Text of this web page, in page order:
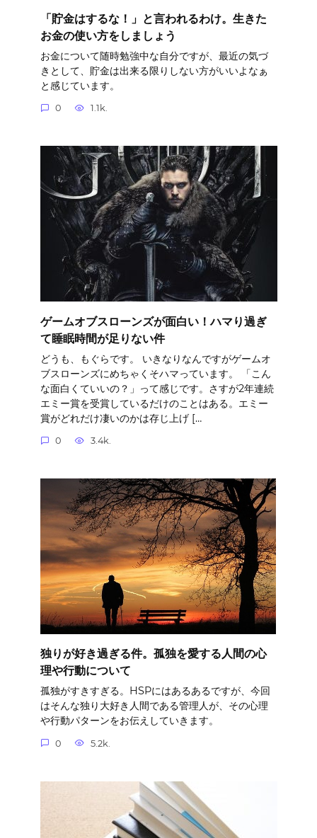
「貯金はするな！」と言われるわけ。生きた
お金の使い方をしましょう
お金について随時勉強中な自分ですが、最近の気づ
きとして、貯金は出来る限りしない方がいいよなぁ
と感じています。
0 1.1k.
ゲームオブスローンズが面白い！ハマり過ぎ
て睡眠時間が足りない件
どうも、もぐらです。 いきなりなんですがゲームオ
ブスローンズにめちゃくそハマっています。 「こん
な面白くていいの？」って感じです。さすが2年連続
エミー賞を受賞しているだけのことはある。エミー
賞がどれだけ凄いのかは存じ上げ […
0 3.4k.
独りが好き過ぎる件。孤独を愛する人間の心
理や行動について
孤独がすきすぎる。HSPにはあるあるですが、今回
はそんな独り大好き人間である管理人が、その心理
や行動パターンをお伝えしていきます。
0 5.2k.